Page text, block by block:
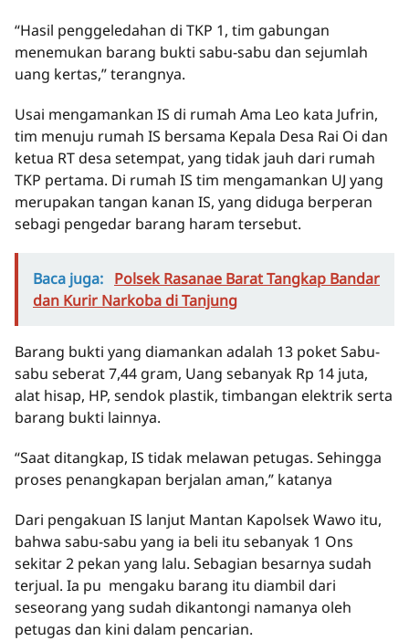
“Hasil penggeledahan di TKP 1, tim gabungan
menemukan barang bukti sabu-sabu dan sejumlah
uang kertas,” terangnya.
Usai mengamankan IS di rumah Ama Leo kata Jufrin,
tim menuju rumah IS bersama Kepala Desa Rai Oi dan
ketua RT desa setempat, yang tidak jauh dari rumah
TKP pertama. Di rumah IS tim mengamankan UJ yang
merupakan tangan kanan IS, yang diduga berperan
sebagi pengedar barang haram tersebut.
Baca juga: Polsek Rasanae Barat Tangkap Bandar
dan Kurir Narkoba di Tanjung
Barang bukti yang diamankan adalah 13 poket Sabu-
sabu seberat 7,44 gram, Uang sebanyak Rp 14 juta,
alat hisap, HP, sendok plastik, timbangan elektrik serta
barang bukti lainnya.
“Saat ditangkap, IS tidak melawan petugas. Sehingga
proses penangkapan berjalan aman,” katanya
Dari pengakuan IS lanjut Mantan Kapolsek Wawo itu,
bahwa sabu-sabu yang ia beli itu sebanyak 1 Ons
sekitar 2 pekan yang lalu. Sebagian besarnya sudah
terjual. Ia pu mengaku barang itu diambil dari
seseorang yang sudah dikantongi namanya oleh
petugas dan kini dalam pencarian.